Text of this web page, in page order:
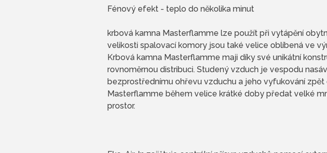
Fénový efekt - teplo do několika minut
krbová kamna Masterflamme lze použít při vytápění
velikosti spalovací komory jsou také velice oblíbená ve
Krbová kamna Masterflamme maji díky své unikátní
rovnoměrnou distribuci. Studený vzduch je vespodu
bezprostřednímu ohřevu vzduchu a jeho vyfukování
Masterflamme během velice krátké doby předat velké
prostor.